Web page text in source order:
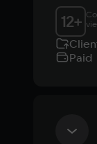
12+
Paid